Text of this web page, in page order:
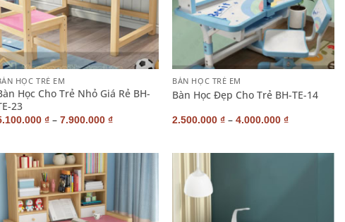
+
HỌC TRẺ EM
Học Cho Trẻ Nhỏ Giá Rẻ BH-
23
₫– 7.900.000 ₫
BÀN HỌC TRẺ EM
Bàn Học Đẹp Cho Trẻ BH-TE-14
2.500.000₫ –4.000.000₫